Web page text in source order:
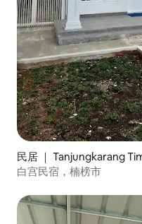
民居 ｜ Tanjungkarang
白宫民宿，楠榜市